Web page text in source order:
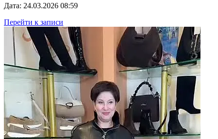
Дата: 24.03.2026 08:59
Перейти к записи